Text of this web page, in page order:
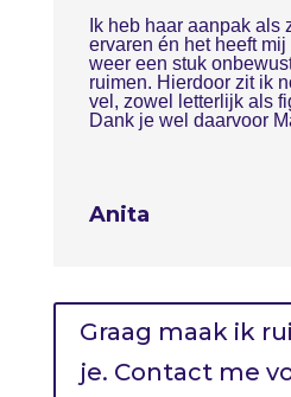
Ik heb haar aanpak als
ervaren én het heeft
weer een stuk
ruimen. Hierdoor zit ik
vel, zowel letterlijk als
Dank je wel daarvoor
Anita
Graag maak ik
je. Contact me